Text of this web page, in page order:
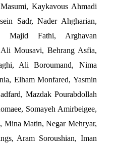
Kaykavous Ahmadi
Sadr, Nader Ahgharian,
Majid Fathi, Arghavan
Mousavi, Behrang Asfia,
Ali Boroumand, Nima
Elham Monfared, Yasmin
Mazdak Pourabdollah
Somayeh Amirbeigee,
Matin, Negar Mehryar,
Aram Soroushian, Iman